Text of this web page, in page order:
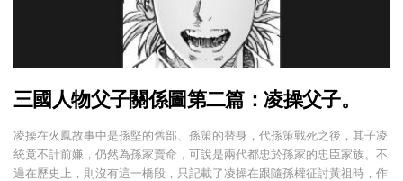
三國人物父子關係圖第二篇：凌操父子。
凌操在火鳳故事中是孫堅的舊部、孫策的替身，代孫策戰死之後，其子凌
統竟不計前嫌，仍然為孫家賣命，可說是兩代都忠於孫家的忠臣家族。不
過在歷史上，則沒有這一橋段，只記載了凌操在跟隨孫權征討黃祖時，作